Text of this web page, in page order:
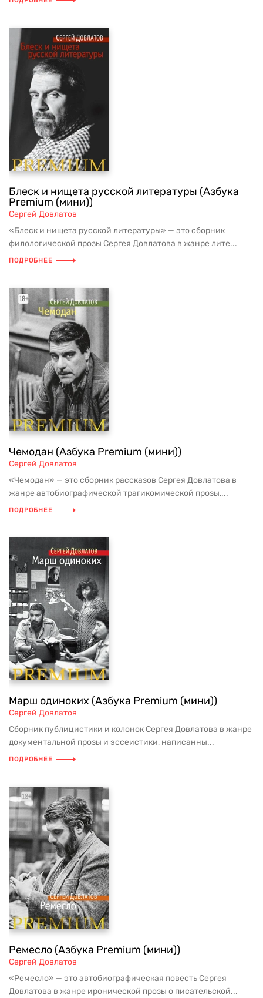
Блеск и нищета русской литературы (Азбука
Premium (мини))
Сергей Довлатов
«Блеск и нищета русской литературы» — это сборник
филологической прозы Сергея Довлатова в жанре лите...
ПОДРОБНЕЕ
Чемодан (Азбука Premium (мини))
Сергей Довлатов
«Чемодан» — это сборник рассказов Сергея Довлатова в
жанре автобиографической трагикомической прозы,...
ПОДРОБНЕЕ
Марш одиноких (Азбука Premium (мини))
Сергей Довлатов
Сборник публицистики и колонок Сергея Довлатова в жанре
документальной прозы и эссеистики, написанны...
ПОДРОБНЕЕ
Ремесло (Азбука Premium (мини))
Сергей Довлатов
«Ремесло» — это автобиографическая повесть Сергея
Довлатова в жанре иронической прозы о писательской...